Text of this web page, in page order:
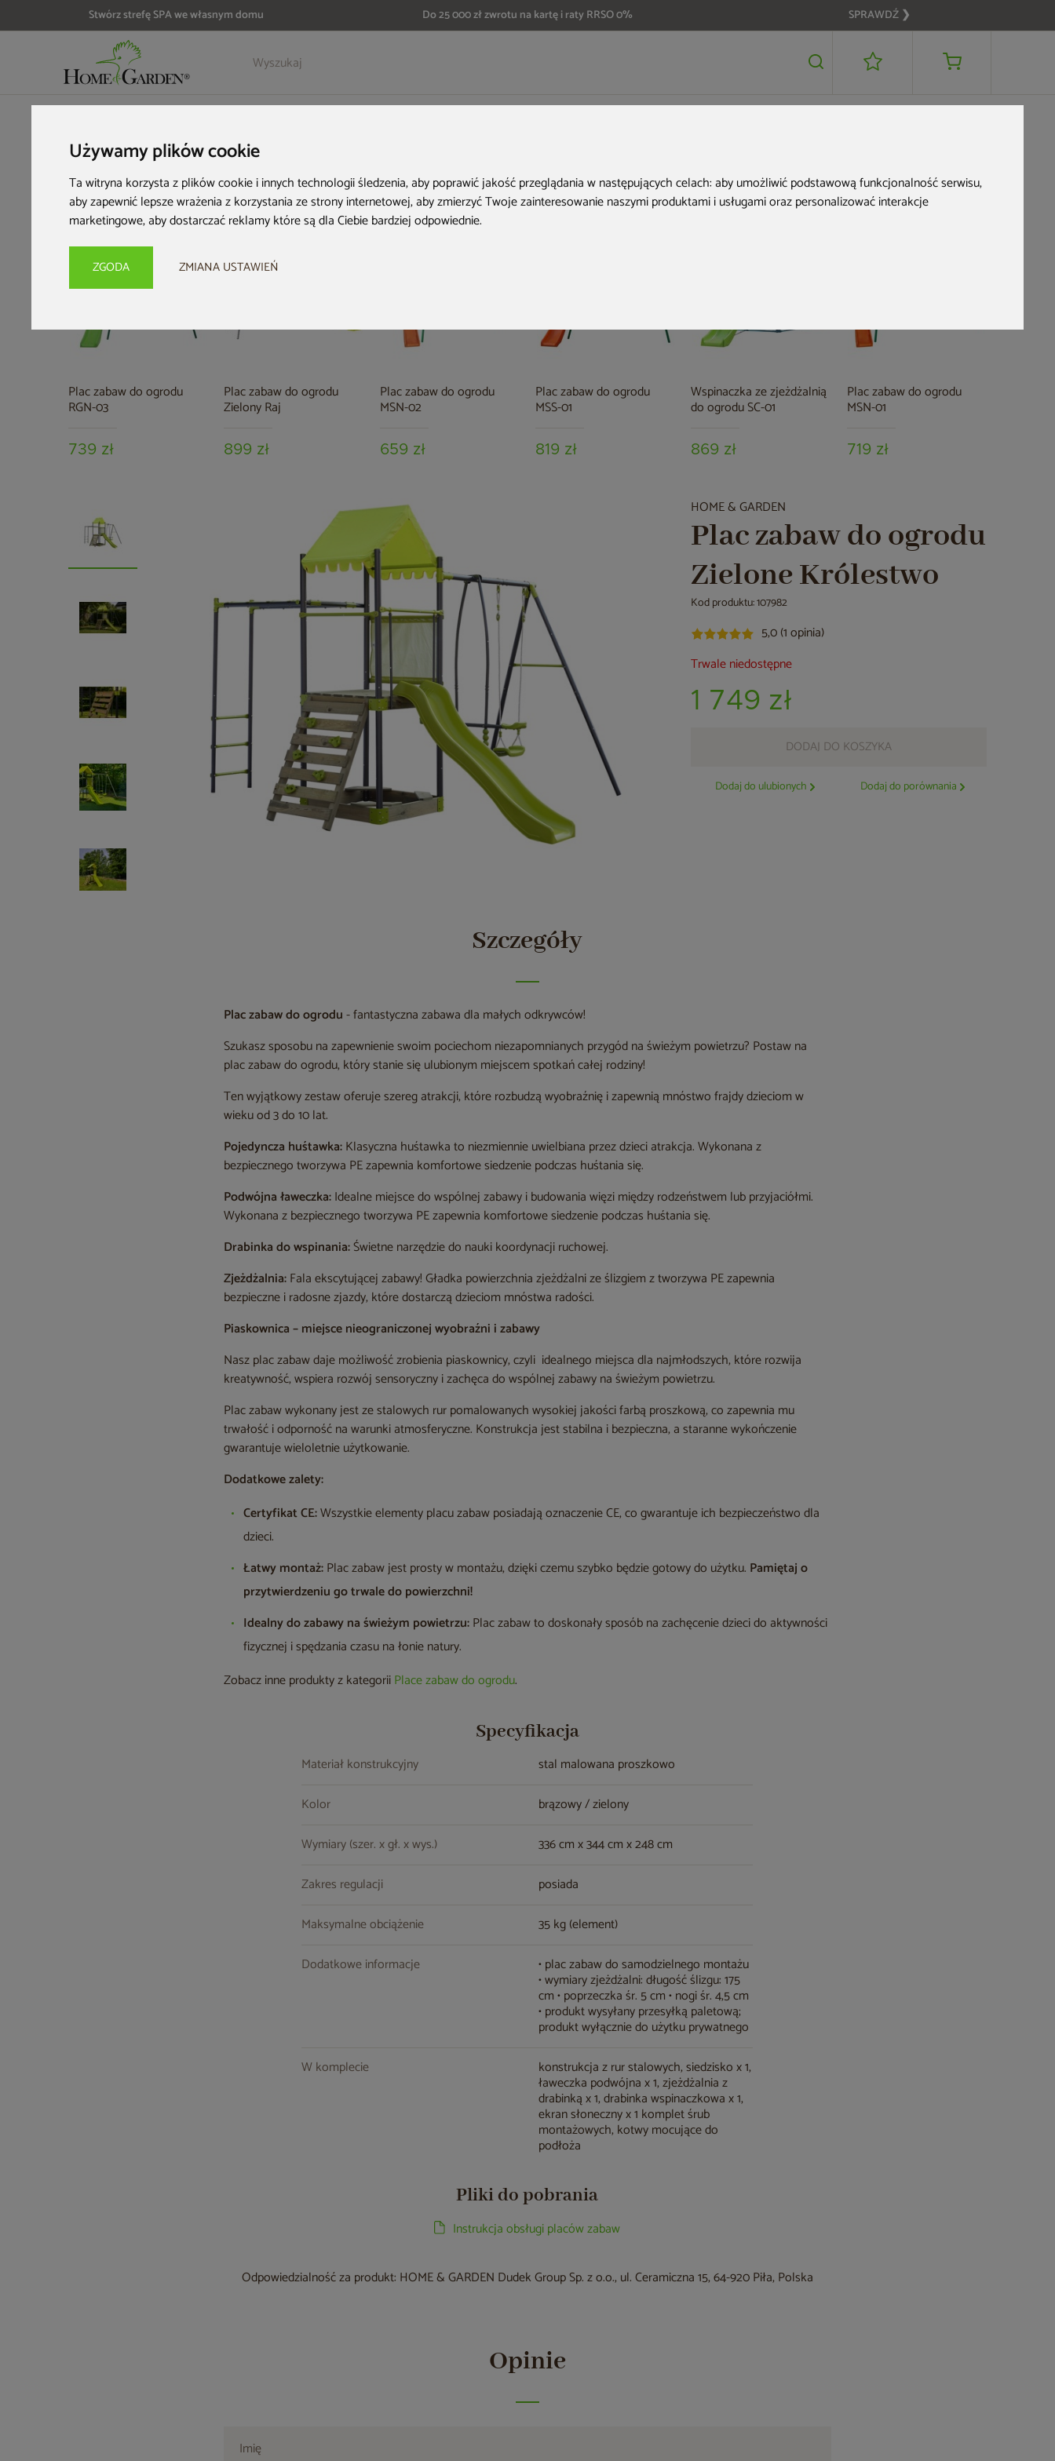
Używamy plików cookie
Ta witryna korzysta z plików cookie i innych technologii śledzenia, aby poprawić jakość przeglądania w następujących celach:aby umożliwić podstawową funkcjonalność serwisu,
aby zapewnić lepsze wrażenia z korzystania ze strony internetowej,aby zmierzyć Twoje zainteresowanie naszymi produktami i usługami oraz personalizować interakcje
marketingowe,aby dostarczać reklamy które są dla Ciebie bardziej odpowiednie.
ZGODA ZMIANA USTAWIEŃ
Stwórz strefę SPA we własnym domu Do 25 000 zł zwrotu na kartę i raty RRSO 0% SPRAWDŹ ❯
Szczegóły Opinie 1 749 zł DODAJ DO KOSZYKA
Plac zabaw do ogrodu
RGN-03
739 zł
Plac zabaw do ogrodu
Zielony Raj
899 zł
Plac zabaw do ogrodu
MSN-02
659 zł
Plac zabaw do ogrodu
MSS-01
819 zł
Wspinaczka ze zjeżdżalnią
do ogrodu SC-01
869 zł
Plac zabaw do ogrodu
MSN-01
719 zł
HOME & GARDEN
Plac zabaw do ogrodu
Zielone Królestwo
Kod produktu: 107982
5,0 (1 opinia)
Trwale niedostępne
1 749 zł
DODAJ DO KOSZYKA
Dodaj do ulubionych Dodaj do porównania
Szczegóły
Plac zabaw do ogrodu- fantastyczna zabawa dla małych odkrywców!
Szukasz sposobu na zapewnienie swoim pociechom niezapomnianych przygód na świeżym powietrzu? Postaw na
plac zabaw do ogrodu, który stanie się ulubionym miejscem spotkań całej rodziny!
Ten wyjątkowy zestaw oferuje szereg atrakcji, które rozbudzą wyobraźnię i zapewnią mnóstwo frajdy dzieciom w
wieku od 3 do 10 lat.
Pojedyncza huśtawka:Klasyczna huśtawka to niezmiennie uwielbiana przez dzieci atrakcja. Wykonana z
bezpiecznego tworzywa PE zapewnia komfortowe siedzenie podczas huśtania się.
Podwójna ławeczka:Idealne miejsce do wspólnej zabawy i budowania więzi między rodzeństwem lub przyjaciółmi.
Wykonana z bezpiecznego tworzywa PE zapewnia komfortowe siedzenie podczas huśtania się.
Drabinka do wspinania:Świetne narzędzie do nauki koordynacji ruchowej.
Zjeżdżalnia:Fala ekscytującej zabawy! Gładka powierzchnia zjeżdżalni ze ślizgiem z tworzywa PE zapewnia
bezpieczne i radosne zjazdy, które dostarczą dzieciom mnóstwa radości.
Piaskownica – miejsce nieograniczonej wyobraźni i zabawy
Nasz plac zabaw daje możliwość zrobienia piaskownicy, czyli idealnego miejsca dla najmłodszych, które rozwija
kreatywność, wspiera rozwój sensoryczny i zachęca do wspólnej zabawy na świeżym powietrzu.
Plac zabaw wykonany jest ze stalowych rur pomalowanych wysokiej jakości farbą proszkową, co zapewnia mu
trwałość i odporność na warunki atmosferyczne. Konstrukcja jest stabilna i bezpieczna, a staranne wykończenie
gwarantuje wieloletnie użytkowanie.
Dodatkowe zalety:
Certyfikat CE:Wszystkie elementy placu zabaw posiadają oznaczenie CE, co gwarantuje ich bezpieczeństwo dla
dzieci.
Łatwy montaż:Plac zabaw jest prosty w montażu, dzięki czemu szybko będzie gotowy do użytku. Pamiętaj o
przytwierdzeniu go trwale do powierzchni!
Idealny do zabawy na świeżym powietrzu:Plac zabaw to doskonały sposób na zachęcenie dzieci do aktywności
fizycznej i spędzania czasu na łonie natury.
Zobacz inne produkty z kategoriiPlace zabaw do ogrodu.
Specyfikacja
Materiał konstrukcyjny
stal malowana proszkowo
Kolor
brązowy / zielony
Wymiary (szer. x gł. x wys.)
336 cm x 344 cm x 248 cm
Zakres regulacji
posiada
Maksymalne obciążenie
35 kg (element)
Dodatkowe informacje
• plac zabaw do samodzielnego montażu
• wymiary zjeżdżalni: długość ślizgu: 175
cm • poprzeczka śr. 5 cm • nogi śr. 4,5 cm
• produkt wysyłany przesyłką paletową;
produkt wyłącznie do użytku prywatnego
W komplecie
konstrukcja z rur stalowych, siedzisko x 1,
ławeczka podwójna x 1, zjeżdżalnia z
drabinką x 1, drabinka wspinaczkowa x 1,
ekran słoneczny x 1 komplet śrub
montażowych, kotwy mocujące do
podłoża
Pliki do pobrania
Instrukcja obsługi placów zabaw
Odpowiedzialność za produkt: HOME & GARDEN Dudek Group Sp. z o.o., ul. Ceramiczna 15, 64-920 Piła, Polska
Opinie
Imię